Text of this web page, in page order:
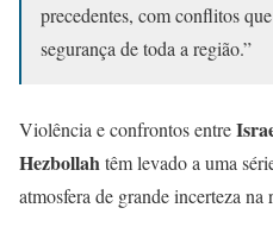
precedentes, com conflitos
segurança de toda a região.”
Violência e confrontos entre
Hezbollahtêm levado a uma
atmosfera de grande incerteza na